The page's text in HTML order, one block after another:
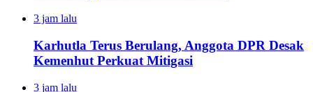
3 jam lalu
Karhutla Terus Berulang, Anggota DPR Desak
Kemenhut Perkuat Mitigasi
3 jam lalu